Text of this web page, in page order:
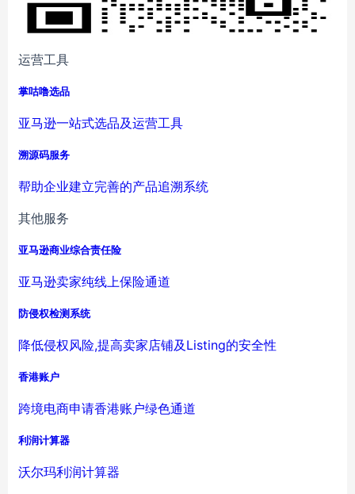
运营工具
掌咕噜选品
亚马逊一站式选品及运营工具
溯源码服务
帮助企业建立完善的产品追溯系统
其他服务
亚马逊商业综合责任险
亚马逊卖家纯线上保险通道
防侵权检测系统
降低侵权风险,提高卖家店铺及Listing的安全性
香港账户
跨境电商申请香港账户绿色通道
利润计算器
沃尔玛利润计算器